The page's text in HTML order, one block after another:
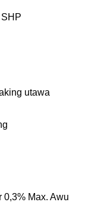
utawa
0,3% Max. Awu